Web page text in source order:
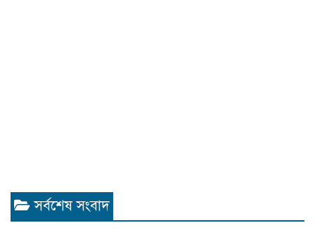
সর্বশেষ সংবাদ